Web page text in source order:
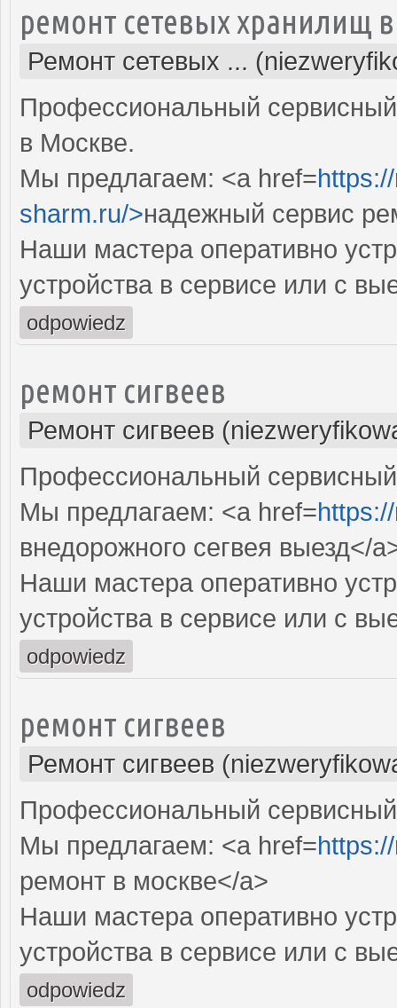
ремонт сетевых хранилищ
Ремонт сетевых ...
Профессиональный
в Москве.
Мы предлагаем: <a href=
sharm.ru/>надежный сервис
Наши мастера оперативно
устройства в сервисе или с
odpowiedz
ремонт сигвеев
Ремонт сигвеев
Профессиональный
Мы предлагаем: <a href=
внедорожного сегвея выезд</
Наши мастера оперативно
устройства в сервисе или с
odpowiedz
ремонт сигвеев
Ремонт сигвеев
Профессиональный
Мы предлагаем: <a href=
ремонт в москве</a>
Наши мастера оперативно
устройства в сервисе или с
odpowiedz